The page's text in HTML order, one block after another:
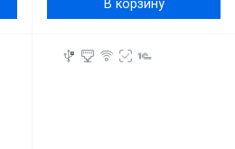
В корзину